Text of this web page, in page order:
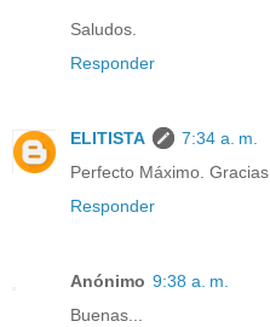
Saludos.
Responder
ELITISTA
7:34 a. m.
Perfecto Máximo.
Responder
Anónimo 9:38 a. m.
Buenas...